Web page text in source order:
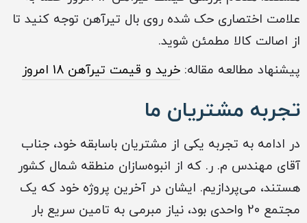
علامت اختصاری حک شده روی بال تیرآهن توجه کنید تا
از اصالت کالا مطمئن شوید.
پیشنهاد مطالعه مقاله: خرید و قیمت تیرآهن 18 امروز
تجربه مشتریان ما
در ادامه به تجربه یکی از مشتریان باسابقه خود، جناب
آقای مهندس م. ر. که از انبوه‌سازان منطقه شمال کشور
هستند، می‌پردازیم. ایشان در آخرین پروژه خود که یک
مجتمع 20 واحدی بود، نیاز مبرمی به تامین سریع بار